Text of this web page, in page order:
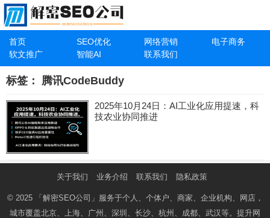
首页 SEO优化 网络营销
电子商务
软文推广
智能AI 联系我们
标签： 腾讯CodeBuddy
2025年10月24日：AI工业化应用提速，科
技农业协同推进
关于我们 业务介绍 联系我们 隐私政策
© 2025 「解密SEO公司」 服务于个人、个体户、商家、企业机构、网店，
城市覆盖北京、上海、广州、深圳、长沙、杭州、成都、武汉等。提升网